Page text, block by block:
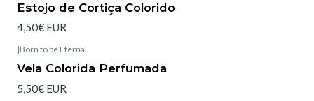
Estojo de Cortiça Colorido
4,50€ EUR
|Born to be Eternal
Vela Colorida Perfumada
5,50€ EUR